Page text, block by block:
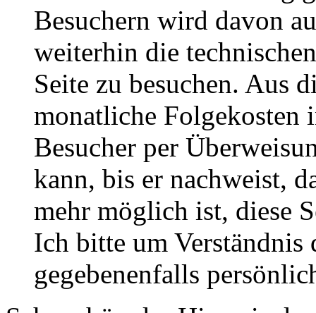
Besuchern wird davon
weiterhin die
Seite zu besuchen. Aus
monatliche Folgekosten
Besucher per
kann, bis er nachweist,
mehr möglich ist, diese
Ich bitte um
gegebenenfalls